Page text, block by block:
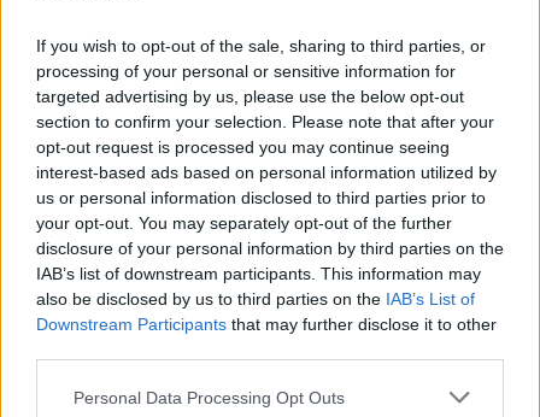
If you wish to opt-out of the sale, sharing to third parties, or
processing of your personal or sensitive information for
targeted advertising by us, please use the below opt-out
section to confirm your selection. Please note that after your
opt-out request is processed you may continue seeing
interest-based ads based on personal information utilized by
us or personal information disclosed to third parties prior to
your opt-out. You may separately opt-out of the further
disclosure of your personal information by third parties on the
IAB’s list of downstream participants. This information may
also be disclosed by us to third parties on the IAB’s List of
Downstream Participants that may further disclose it to other
Please note that this website/app uses one or more Google
Personal Data Processing Opt Outs
részletek
2026. június 11. csütörtök, 06:39
Hatékony cégalapítás Magyarországon: lépések
és lehetőségek